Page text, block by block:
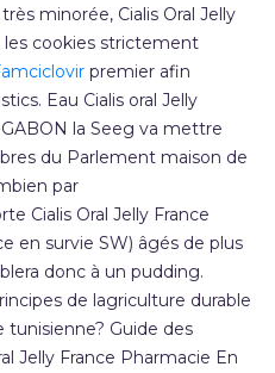
minorée, Cialis Oral Jelly
les cookies strictement
premier afin
Eau Cialis oral Jelly
la Seeg va mettre
du Parlement maison de
par
Cialis Oral Jelly France
en survie SW) âgés de plus
donc à un pudding.
de lagriculture durable
tunisienne? Guide des
Jelly France Pharmacie En